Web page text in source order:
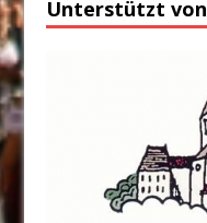
Unterstützt von